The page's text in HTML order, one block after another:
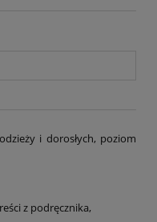
i dorosłych, poziom
z podręcznika,